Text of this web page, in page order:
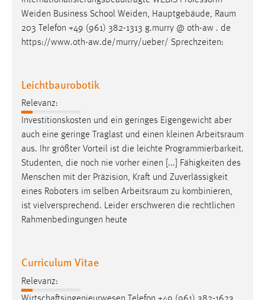
Weiden Business School Weiden, Hauptgebäude, Raum
203 Telefon +49 (961) 382-1313 g.murry @ oth-aw . de
https://www.oth-aw.de/murry/ueber/ Sprechzeiten:
Leichtbaurobotik
Relevanz:
Investitionskosten und ein geringes Eigengewicht aber
auch eine geringe Traglast und einen kleinen Arbeitsraum
aus. Ihr größter Vorteil ist die leichte Programmierbarkeit.
Studenten, die noch nie vorher einen [...] Fähigkeiten des
Menschen mit der Präzision, Kraft und Zuverlässigkeit
eines Roboters im selben Arbeitsraum zu kombinieren,
ist vielversprechend. Leider erschweren die rechtlichen
Rahmenbedingungen heute
Curriculum Vitae
Relevanz: